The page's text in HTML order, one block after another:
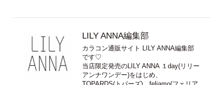
LILY ANNA編集部
カラコン通販サイト LILY ANNA編集部
です♡
当店限定発売のLILY ANNA １day(リリー
アンナワンデー)をはじめ、